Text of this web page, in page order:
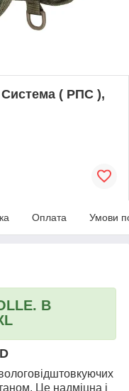
( РПС ),
Оплата Умови
В
Це надміцна і